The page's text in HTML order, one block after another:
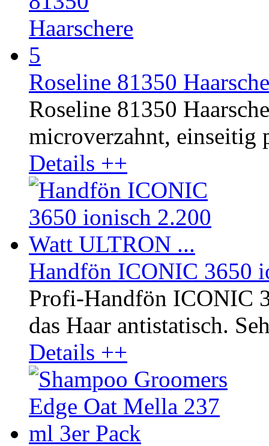
Roseline 81350
Roseline 81350
microverzahnt, einseitig
Details ++
Handfön ICONIC 3650
Profi-Handfön ICONIC
das Haar antistatisch.
Details ++